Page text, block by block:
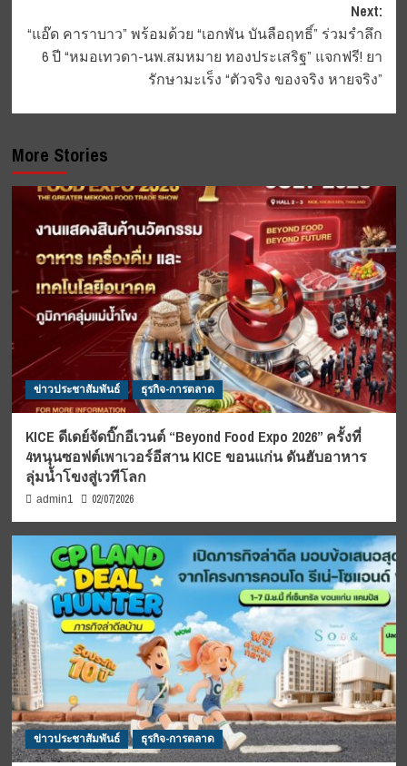
Next:
“แอ๊ด คาราบาว” พร้อมด้วย “เอกพัน บันลือฤทธิ์” ร่วมรำลึก
6 ปี “หมอเทวดา-นพ.สมหมาย ทองประเสริฐ” แจกฟรี! ยา
รักษามะเร็ง “ตัวจริง ของจริง หายจริง”
More Stories
ข่าวประชาสัมพันธ์ ธุรกิจ-การตลาด
KICE ดีเดย์จัดบิ๊กอีเวนต์ “Beyond Food Expo 2026” ครั้งที่
4หนุนซอฟต์เพาเวอร์อีสาน KICE ขอนแก่น ดันฮับอาหาร
ลุ่มน้ำโขงสู่เวทีโลก
admin1 02/07/2026
ข่าวประชาสัมพันธ์ ธุรกิจ-การตลาด